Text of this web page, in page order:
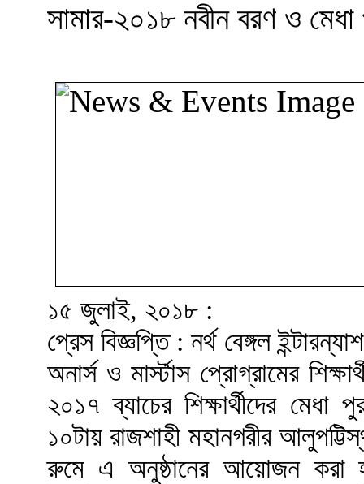
সামার-২০১৮ নবীন বরণ ও মেধা
১৫ জুলাই, ২০১৮ :
প্রেস বিজ্ঞপ্তি : নর্থ বেঙ্গল
অনার্স ও মার্স্টাস প্রোগ্রামের
২০১৭ ব্যাচের শিক্ষার্থীদের
১০টায় রাজশাহী মহানগরীর
রুমে এ অনুষ্ঠানের আয়োজন করা